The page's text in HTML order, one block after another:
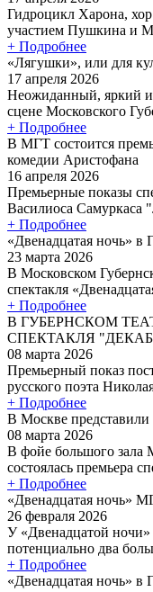
Гидроцикл Харона,
участием Пушкина и
+ Подробнее
«Лягушки», или для
17 апреля 2026
Неожиданный, яркий и
сцене Московского
+ Подробнее
В МГТ состоится
комедии Аристофана
16 апреля 2026
Премьерные показы
Василиоса Самуркаса
+ Подробнее
«Двенадцатая ночь» в
23 марта 2026
В Московском
спектакля
+ Подробнее
В ГУБЕРНСКОМ
СПЕКТАКЛЯ
08 марта 2026
Премьерный показ
русского поэта
+ Подробнее
В Москве представили
08 марта 2026
В фойе большого зала
состоялась премьера
+ Подробнее
«Двенадцатая ночь»
26 февраля 2026
У «Двенадцатой ночи»
потенциально два
+ Подробнее
«Двенадцатая ночь» в